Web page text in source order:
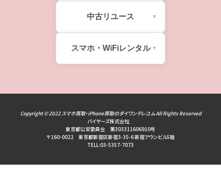
中古リユース
スマホ・WiFiレンタル
Copyright © 2022スマホ買取・iPhone買取のダイワンテレコムAll Rights Reserved
バイヤーズ株式会社
東京都公安委員会 第303311606910号
〒160-0022 東京都新宿区新宿3-35-6 新宿アウンビル5階
TELL:03-5357-7073